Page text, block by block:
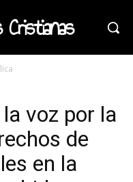
Cristianas
voz por la
de
en la